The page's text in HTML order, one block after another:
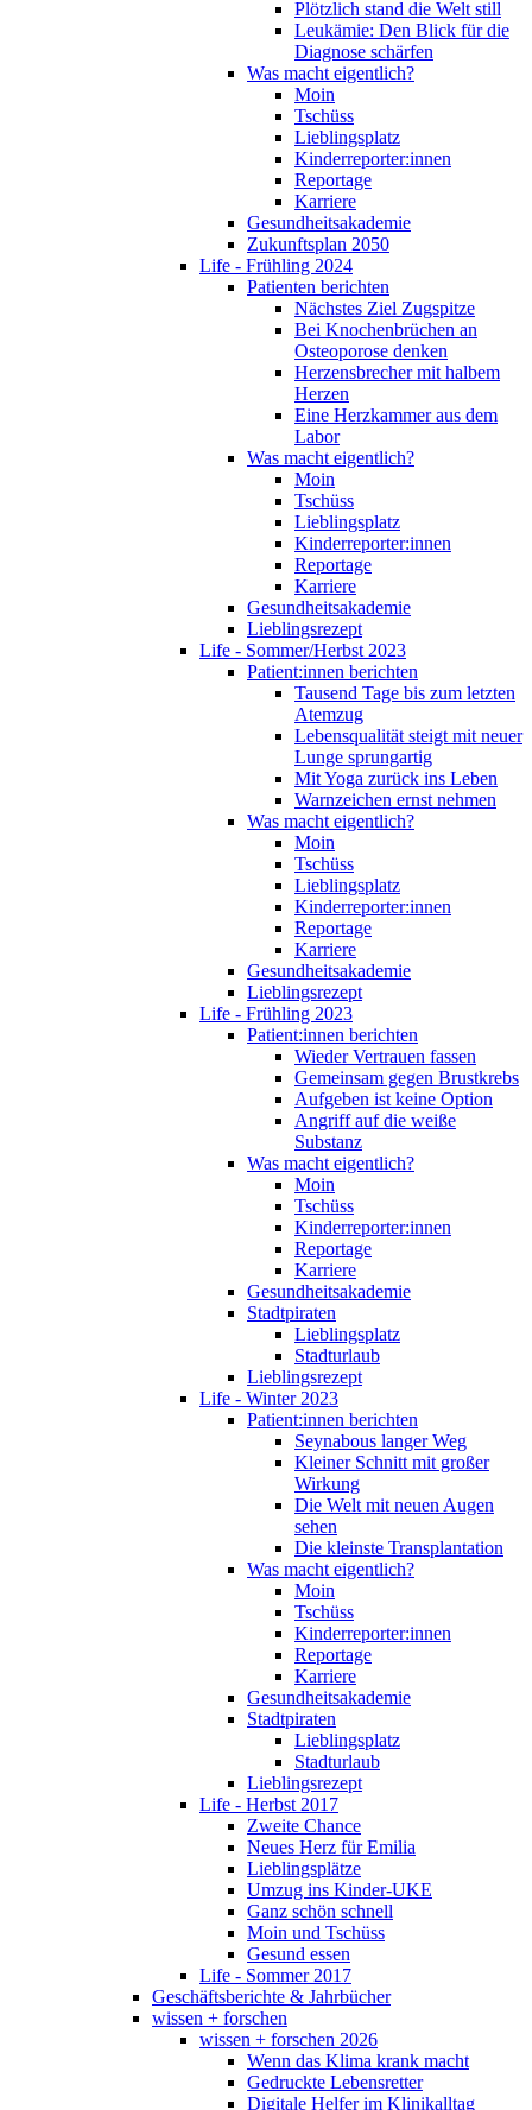
Plötzlich stand die Welt still
Leukämie: Den Blick für die
Diagnose schärfen
Was macht eigentlich?
Moin
Tschüss
Lieblingsplatz
Kinderreporter:innen
Reportage
Karriere
Gesundheitsakademie
Zukunftsplan 2050
Life - Frühling 2024
Patienten berichten
Nächstes Ziel Zugspitze
Bei Knochenbrüchen an
Osteoporose denken
Herzensbrecher mit halbem
Herzen
Eine Herzkammer aus dem
Labor
Was macht eigentlich?
Moin
Tschüss
Lieblingsplatz
Kinderreporter:innen
Reportage
Karriere
Gesundheitsakademie
Lieblingsrezept
Life - Sommer/Herbst 2023
Patient:innen berichten
Tausend Tage bis zum letzten
Atemzug
Lebensqualität steigt mit neuer
Lunge sprungartig
Mit Yoga zurück ins Leben
Warnzeichen ernst nehmen
Was macht eigentlich?
Moin
Tschüss
Lieblingsplatz
Kinderreporter:innen
Reportage
Karriere
Gesundheitsakademie
Lieblingsrezept
Life - Frühling 2023
Patient:innen berichten
Wieder Vertrauen fassen
Gemeinsam gegen Brustkrebs
Aufgeben ist keine Option
Angriff auf die weiße
Substanz
Was macht eigentlich?
Moin
Tschüss
Kinderreporter:innen
Reportage
Karriere
Gesundheitsakademie
Stadtpiraten
Lieblingsplatz
Stadturlaub
Lieblingsrezept
Life - Winter 2023
Patient:innen berichten
Seynabous langer Weg
Kleiner Schnitt mit großer
Wirkung
Die Welt mit neuen Augen
sehen
Die kleinste Transplantation
Was macht eigentlich?
Moin
Tschüss
Kinderreporter:innen
Reportage
Karriere
Gesundheitsakademie
Stadtpiraten
Lieblingsplatz
Stadturlaub
Lieblingsrezept
Life - Herbst 2017
Zweite Chance
Neues Herz für Emilia
Lieblingsplätze
Umzug ins Kinder-UKE
Ganz schön schnell
Moin und Tschüss
Gesund essen
Life - Sommer 2017
Geschäftsberichte & Jahrbücher
wissen + forschen
wissen + forschen 2026
Wenn das Klima krank macht
Gedruckte Lebensretter
Digitale Helfer im Klinikalltag